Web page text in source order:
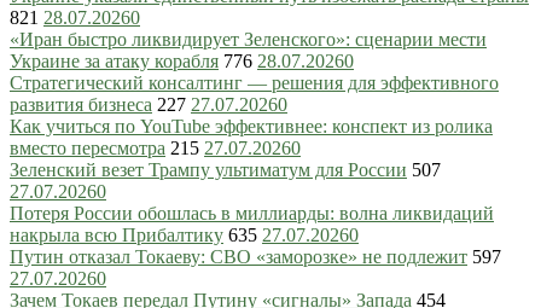
821 28.07.20260
«Иран быстро ликвидирует Зеленского»: сценарии мести
Украине за атаку корабля 776 28.07.20260
Стратегический консалтинг — решения для эффективного
развития бизнеса 227 27.07.20260
Как учиться по YouTube эффективнее: конспект из ролика
вместо пересмотра 215 27.07.20260
Зеленский везет Трампу ультиматум для России 507
27.07.20260
Потеря России обошлась в миллиарды: волна ликвидаций
накрыла всю Прибалтику 635 27.07.20260
Путин отказал Токаеву: СВО «заморозке» не подлежит 597
27.07.20260
Зачем Токаев передал Путину «сигналы» Запада 454